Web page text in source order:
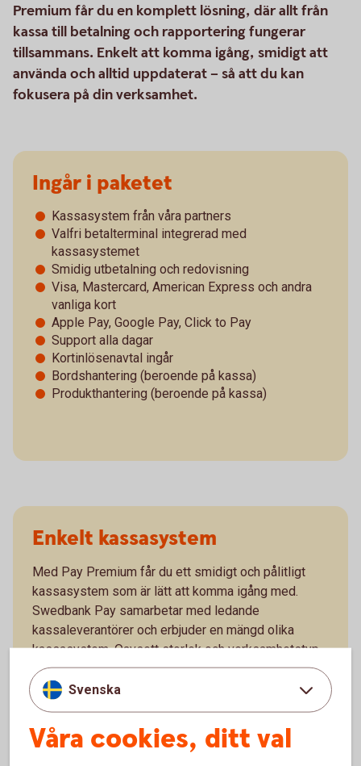
Premium får du en komplett lösning, där allt från
kassa till betalning och rapportering fungerar
tillsammans. Enkelt att komma igång, smidigt att
använda och alltid uppdaterat – så att du kan
fokusera på din verksamhet.
Ingår i paketet
Kassasystem från våra partners
Valfri betalterminal integrerad med
kassasystemet
Smidig utbetalning och redovisning
Visa, Mastercard, American Express och andra
vanliga kort
Apple Pay, Google Pay, Click to Pay
Support alla dagar
Kortinlösenavtal ingår
Bordshantering (beroende på kassa)
Produkthantering (beroende på kassa)
Enkelt kassasystem
Med Pay Premium får du ett smidigt och pålitligt
kassasystem som är lätt att komma igång med.
Swedbank Pay samarbetar med ledande
kassaleverantörer och erbjuder en mängd olika
kassasystem. Oavsett storlek och verksamhetstyp
så finns något för alla.
Svenska
Våra cookies, ditt val